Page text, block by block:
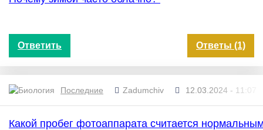
Ответить Ответы (1)
Последние Zadumchiv 12.03.2024 - 11:07
Какой пробег фотоаппарата считается